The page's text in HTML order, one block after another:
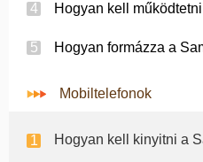
Hogyan kell
Hogyan formázza a
Mobiltelefonok
Hogyan kell kinyitni a